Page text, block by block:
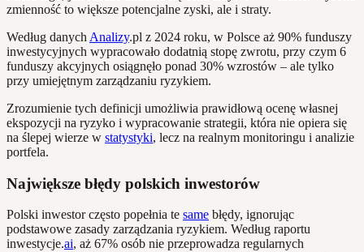
zmienność to większe potencjalne zyski, ale i straty.
Według danych Analizy.pl z 2024 roku, w Polsce aż 90% funduszy
inwestycyjnych wypracowało dodatnią stopę zwrotu, przy czym 6
funduszy akcyjnych osiągnęło ponad 30% wzrostów – ale tylko
przy umiejętnym zarządzaniu ryzykiem.
Zrozumienie tych definicji umożliwia prawidłową ocenę własnej
ekspozycji na ryzyko i wypracowanie strategii, która nie opiera się
na ślepej wierze w statystyki, lecz na realnym monitoringu i analizie
portfela.
Największe błędy polskich inwestorów
Polski inwestor często popełnia te same błędy, ignorując
podstawowe zasady zarządzania ryzykiem. Według raportu
inwestycje.ai, aż 67% osób nie przeprowadza regularnych